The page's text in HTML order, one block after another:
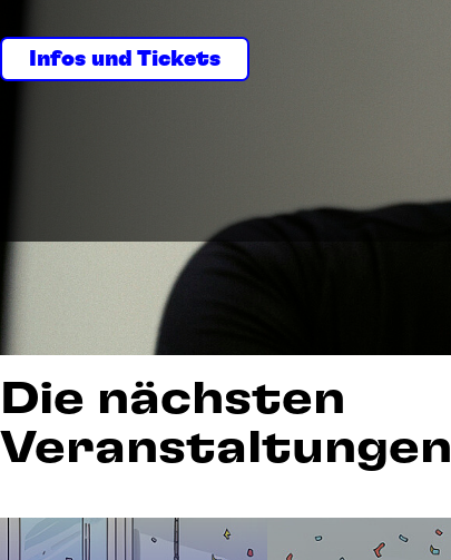
Infos und Tickets
Die nächsten
Veranstaltungen